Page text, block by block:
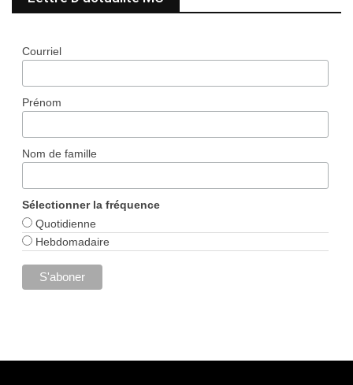
Courriel
Prénom
Nom de famille
Sélectionner la fréquence
Quotidienne
Hebdomadaire